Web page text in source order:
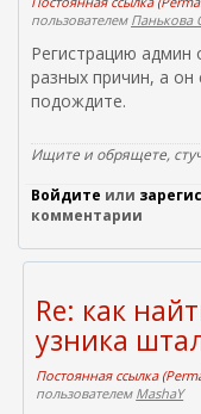
пользователем Панькова
Регистрацию админ
разных причин, а
подождите.
Ищите и обрящете,
Войдите или
комментарии
Re: как
узника
Постоянная ссылка
пользователем MashaY